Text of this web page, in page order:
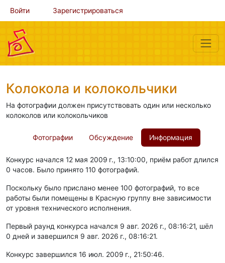
Войти Зарегистрироваться
Колокола и колокольчики
На фотографии должен присутствовать один или несколько
колоколов или колокольчиков
Фотографии Обсуждение Информация
Конкурс начался 12 мая 2009 г., 13:10:00, приём работ длился
0 часов. Было принято 110 фотографий.
Поскольку было прислано менее 100 фотографий, то все
работы были помещены в Красную группу вне зависимости
от уровня технического исполнения.
Первый раунд конкурса начался 9 авг. 2026 г., 08:16:21, шёл
0 дней и завершился 9 авг. 2026 г., 08:16:21.
Конкурс завершился 16 июл. 2009 г., 21:50:46.